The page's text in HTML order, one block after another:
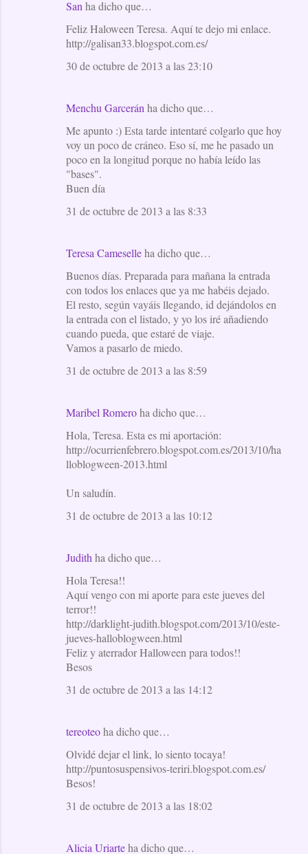
San ha dicho que…
Feliz Haloween Teresa. Aquí te dejo mi enlace.
http://galisan33.blogspot.com.es/
30 de octubre de 2013 a las 23:10
Menchu Garcerán ha dicho que…
Me apunto :) Esta tarde intentaré colgarlo que hoy
voy un poco de cráneo. Eso sí, me he pasado un
poco en la longitud porque no había leído las
"bases".
Buen día
31 de octubre de 2013 a las 8:33
Teresa Cameselleha dicho que…
Buenos días. Preparada para mañana la entrada
con todos los enlaces que ya me habéis dejado.
El resto, según vayáis llegando, id dejándolos en
la entrada con el listado, y yo los iré añadiendo
cuando pueda, que estaré de viaje.
Vamos a pasarlo de miedo.
31 de octubre de 2013 a las 8:59
Maribel Romeroha dicho que…
Hola, Teresa. Esta es mi aportación:
http://ocurrienfebrero.blogspot.com.es/2013/10/ha
lloblogween-2013.html
Un saludín.
31 de octubre de 2013 a las 10:12
Judith ha dicho que…
Hola Teresa!!
Aquí vengo con mi aporte para este jueves del
terror!!
http://darklight-judith.blogspot.com/2013/10/este-
jueves-halloblogween.html
Feliz y aterrador Halloween para todos!!
Besos
31 de octubre de 2013 a las 14:12
tereoteoha dicho que…
Olvidé dejar el link, lo siento tocaya!
http://puntosuspensivos-teriri.blogspot.com.es/
Besos!
31 de octubre de 2013 a las 18:02
Alicia Uriarteha dicho que…